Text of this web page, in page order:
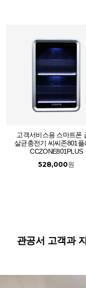
고객서비스용 스마트폰
살균충전기 씨씨존801플
CCZONE801PLUS
528,000원
관공서 고객과